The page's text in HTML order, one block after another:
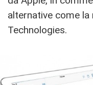
alternative come la
Technologies.